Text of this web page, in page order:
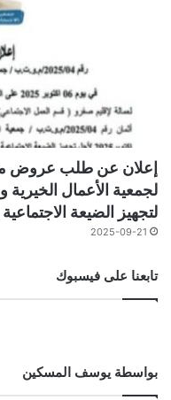
لجمعية الأعمال
لتجهيز الضيعة
2025-09-21
تابعنا على فيسبوك
بواسطة يوسف المسكين